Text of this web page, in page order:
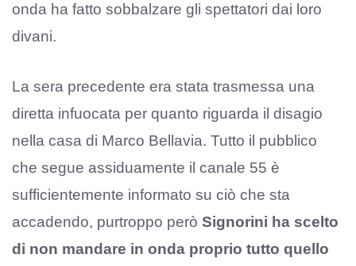
onda ha fatto sobbalzare gli spettatori dai loro
divani.
La sera precedente era stata trasmessa una
diretta infuocata per quanto riguarda il disagio
nella casa di Marco Bellavia. Tutto il pubblico
che segue assiduamente il canale 55 è
sufficientemente informato su ciò che sta
accadendo, purtroppo però Signorini ha scelto
di non mandare in onda proprio tutto quello